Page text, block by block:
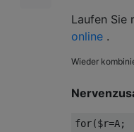
Laufen Sie
online .
Wieder
for($r=A;